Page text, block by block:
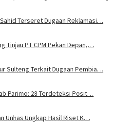
Terseret Dugaan Reklamasi…
Tinjau PT CPM Pekan Depan,…
Sulteng Terkait Dugaan Pembia…
Parimo: 28 Terdeteksi Posit…
Unhas Ungkap Hasil Riset K…